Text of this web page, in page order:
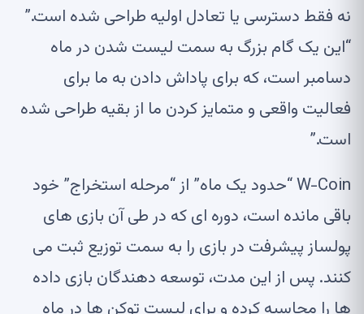
نه فقط دسترسی یا تعادل اولیه طراحی شده است.”
“این یک گام بزرگ به سمت لیست شدن در ماه
دسامبر است، که برای پاداش دادن به ما برای
فعالیت واقعی و متمایز کردن ما از بقیه طراحی شده
است.”
W-Coin “حدود یک ماه” از “مرحله استخراج” خود
باقی مانده است، دوره ای که در طی آن بازی های
پولساز پیشرفت در بازی را به سمت توزیع ثبت می
کنند. پس از این مدت، توسعه دهندگان بازی داده